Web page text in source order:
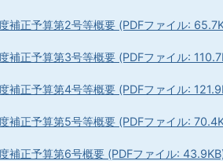
補正予算第2号等概要 (PDFファイル:
補正予算第3号等概要 (PDFファイル:
補正予算第4号等概要 (PDFファイル:
補正予算第5号等概要 (PDFファイル:
補正予算第6号概要 (PDFファイル: